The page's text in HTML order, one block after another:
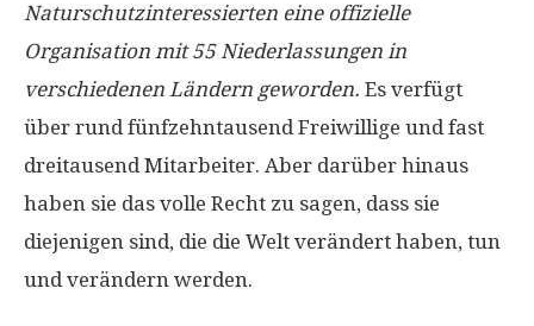
Naturschutzinteressierten eine offizielle
Organisation mit 55 Niederlassungen in
verschiedenen Ländern geworden. Es verfügt
über rund fünfzehntausend Freiwillige und fast
dreitausend Mitarbeiter. Aber darüber hinaus
haben sie das volle Recht zu sagen, dass sie
diejenigen sind, die die Welt verändert haben, tun
und verändern werden.